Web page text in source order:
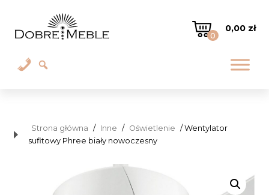
0
0,00 zł
Strona główna / Inne / Oświetlenie / Wentylator
sufitowy Phree biały nowoczesny